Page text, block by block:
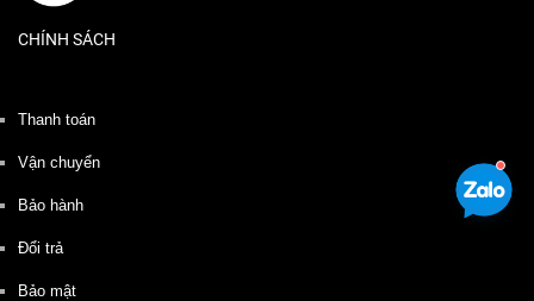
CHÍNH SÁCH
Thanh toán
Vận chuyển
Bảo hành
Đổi trả
Bảo mật